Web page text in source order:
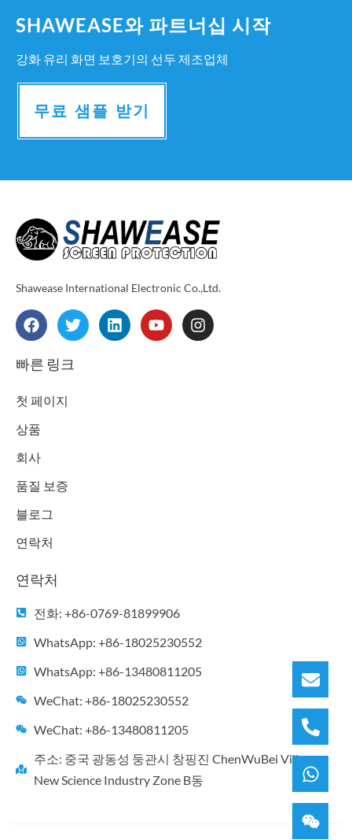
SHAWEASE와 파트너십 시작
강화 유리 화면 보호기의 선두 제조업체
무료 샘플 받기
Shawease International Electronic Co.,Ltd.
F
a
e
o
o
k
T
w
t
L
i
Y
o
I
n
빠른 링크
첫 페이지
상품
회사
품질 보증
블로그
연락처
연락처
전화: +86-0769-81899906
WhatsApp: +86-18025230552
WhatsApp: +86-13480811205
WeChat: +86-18025230552
WeChat: +86-13480811205
주소: 중국 광동성 둥관시 창핑진 ChenWuBei Village
New Science Industry Zone B동